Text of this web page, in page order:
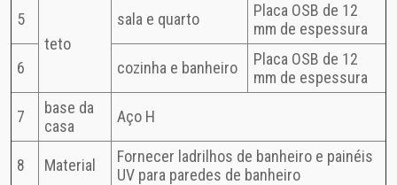
5
teto
sala e quarto
Placa OSB de 12
mm de espessura
6 cozinha e banheiro
Placa OSB de 12
mm de espessura
7
base da
casa
Aço H
8 Material
Fornecer ladrilhos de banheiro e painéis
UV para paredes de banheiro